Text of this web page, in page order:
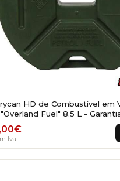
HD de Combustível em
"Overland Fuel" 8.5 L -
€
Iva